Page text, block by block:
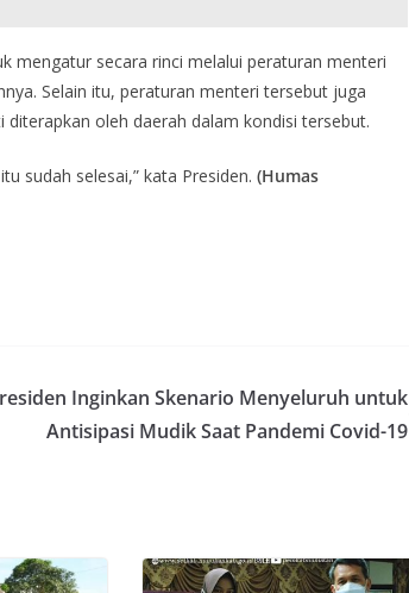
mengatur secara rinci melalui peraturan menteri
Selain itu, peraturan menteri tersebut juga
oleh daerah dalam kondisi tersebut.
sudah selesai,” kata Presiden. (Humas
Inginkan Skenario Menyeluruh untuk
Antisipasi Mudik Saat Pandemi Covid-19